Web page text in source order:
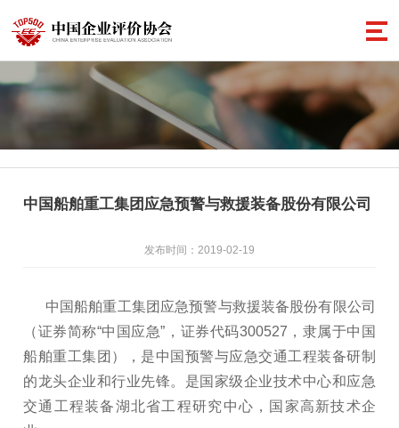
中国船舶重工集团应急预警与救援装备股份有限公司
发布时间：2019-02-19
中国船舶重工集团应急预警与救援装备股份有限公司
（证券简称“中国应急”，证券代码300527，隶属于中国
船舶重工集团），是中国预警与应急交通工程装备研制
的龙头企业和行业先锋。是国家级企业技术中心和应急
交通工程装备湖北省工程研究中心，国家高新技术企